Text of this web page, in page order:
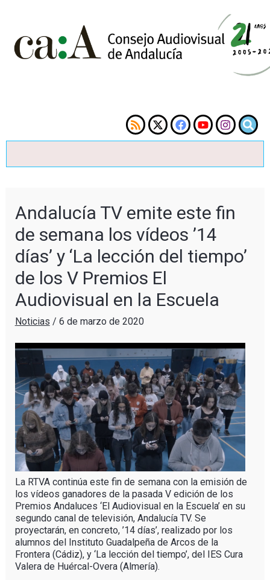
Andalucía TV emite este fin
de semana los vídeos ’14
días’ y ‘La lección del tiempo’
de los V Premios El
Audiovisual en la Escuela
Noticias / 6 de marzo de 2020
La RTVA continúa este fin de semana con la emisión de
los vídeos ganadores de la pasada V edición de los
Premios Andaluces ‘El Audiovisual en la Escuela’ en su
segundo canal de televisión, Andalucía TV. Se
proyectarán, en concreto, ’14 días’, realizado por los
alumnos del Instituto Guadalpeña de Arcos de la
Frontera (Cádiz), y ‘La lección del tiempo’, del IES Cura
Valera de Huércal-Overa (Almería).